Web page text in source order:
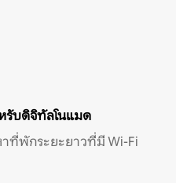
รับดิจิทัลโนแมด
ที่พักระยะยาวที่มี Wi-Fi